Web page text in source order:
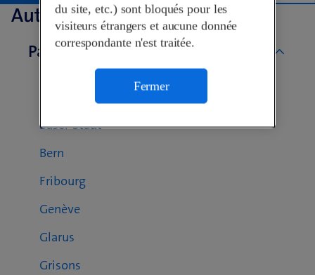
Autres Swisscom Shops
Par canton
Basel-Landschaft
Basel-Stadt
Bern
Fribourg
Genève
Glarus
Grisons
du site, etc.) sont bloqués pour les
visiteurs étrangers et aucune donnée
correspondante n'est traitée.
Fermer